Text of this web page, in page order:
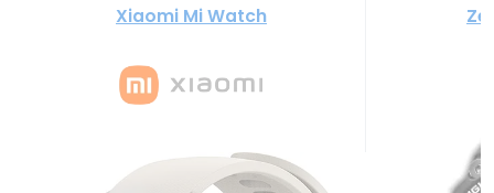
Xiaomi Mi Watch